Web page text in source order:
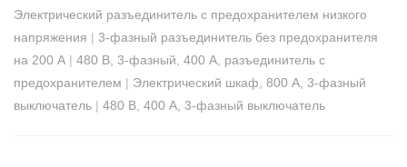
Электрический разъединитель с предохранителем низкого
напряжения | 3-фазный разъединитель без предохранителя
на 200 А | 480 В, 3-фазный, 400 А, разъединитель с
предохранителем | Электрический шкаф, 800 А, 3-фазный
выключатель | 480 В, 400 А, 3-фазный выключатель